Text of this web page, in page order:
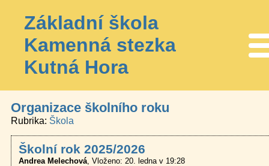
Základní škola
Kamenná stezka
Kutná Hora
Organizace školního roku
Rubrika Škola
Školní rok 2025/2026
Andrea Melechová Vloženo: 20. ledna v 19:28